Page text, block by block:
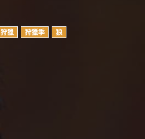
狩獵 狩獵季 狼